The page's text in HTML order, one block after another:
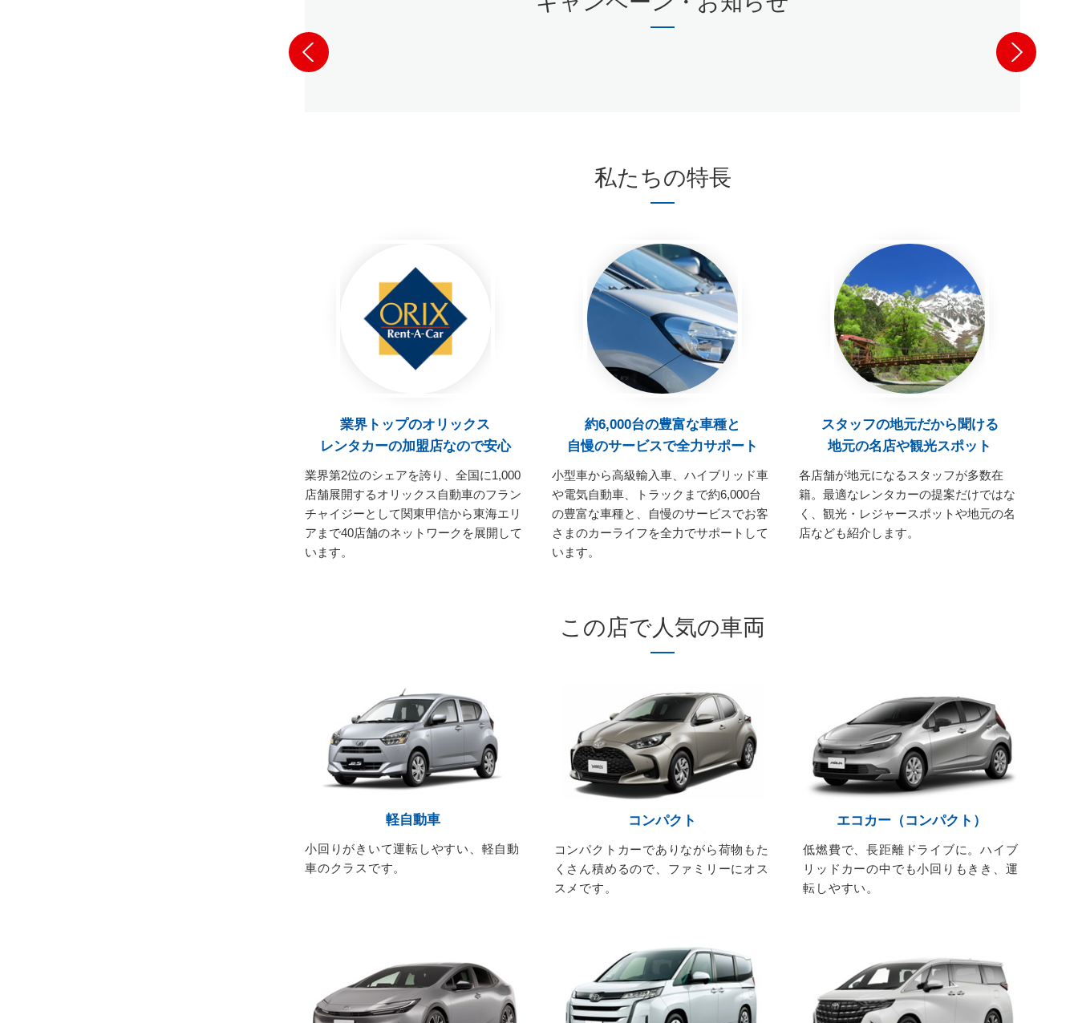
私たちの特長
業界トップのオリックス
レンタカーの加盟店なので安心
業界第2位のシェアを誇り、全国に1,000
店舗展開するオリックス自動車のフラン
チャイジーとして関東甲信から東海エリ
アまで40店舗のネットワークを展開して
います。
約6,000台の豊富な車種と
自慢のサービスで全力サポート
小型車から高級輸入車、ハイブリッド車
や電気自動車、トラックまで約6,000台
の豊富な車種と、自慢のサービスでお客
さまのカーライフを全力でサポートして
います。
スタッフの地元だから聞ける
地元の名店や観光スポット
各店舗が地元になるスタッフが多数在
籍。最適なレンタカーの提案だけではな
く、観光・レジャースポットや地元の名
店なども紹介します。
この店で人気の車両
軽自動車
小回りがきいて運転しやすい、軽自動
車のクラスです。
コンパクト
コンパクトカーでありながら荷物もた
くさん積めるので、ファミリーにオス
スメです。
エコカー（コンパクト）
低燃費で、長距離ドライブに。ハイブ
リッドカーの中でも小回りもきき、運
転しやすい。